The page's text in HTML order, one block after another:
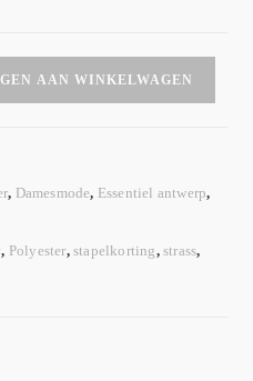
AAN WINKELWAGEN
, Damesmode, Essentiel antwerp,
, Polyester,stapelkorting,strass,